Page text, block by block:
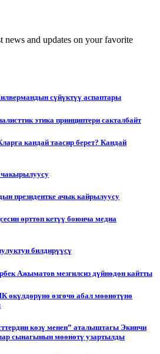
news and updates on your favorite
сүйүктүү аспаптары
этика принциптери сакталбайт
кандай таасир берет? Кандай
президентке ачык кайрылуусу
өрттөп кетүү боюнча медиа
билдирүүсү
Ажыматов мезгилсиз дүйнөдөн кайтты
өзгөчө абал мөөнөтүнө
көзү менен” аталыштагы Экинчи
сынагынын мөөнөтү узартылды